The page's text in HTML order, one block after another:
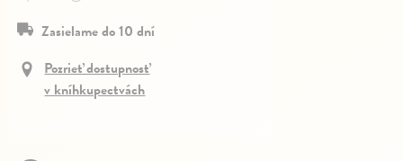
Zasielame do 10 dní
Pozrieť dostupnosť
v kníhkupectvách